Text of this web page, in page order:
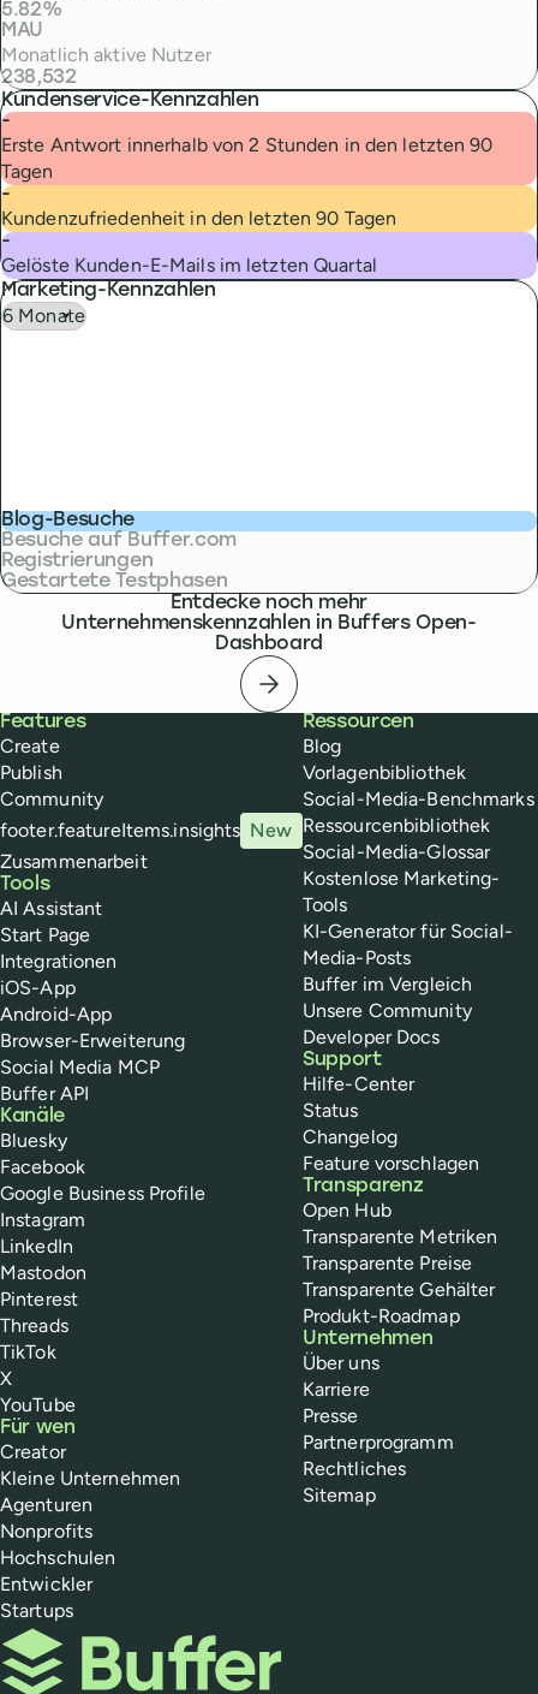
5.82%
MAU
Monatlich aktive Nutzer
238,532
Kundenservice-Kennzahlen
Erste Antwort innerhalb von 2 Stunden in den letzten 90
Tagen
-
Kundenzufriedenheit in den letzten 90 Tagen
-
Gelöste Kunden-E-Mails im letzten Quartal
-
Marketing-Kennzahlen
Blog-Besuche
Besuche auf Buffer.com
Registrierungen
Gestartete Testphasen
Entdecke noch mehr
Unternehmenskennzahlen in Buffers Open-
Dashboard
Open-Dashboard
Buffer
Features
Create
Publish
Community
footer.featureItems.insights New
Zusammenarbeit
Tools
AI Assistant
Start Page
Integrationen
iOS-App
Android-App
Browser-Erweiterung
Social Media MCP
Buffer API
Kanäle
Bluesky
Facebook
Google Business Profile
Instagram
LinkedIn
Mastodon
Pinterest
Threads
TikTok
X
YouTube
Für wen
Creator
Kleine Unternehmen
Agenturen
Nonprofits
Hochschulen
Entwickler
Startups
Ressourcen
Blog
Vorlagenbibliothek
Social-Media-Benchmarks
Ressourcenbibliothek
Social-Media-Glossar
Kostenlose Marketing-
Tools
KI-Generator für Social-
Media-Posts
Buffer im Vergleich
Unsere Community
Developer Docs
Support
Hilfe-Center
Status
Changelog
Feature vorschlagen
Transparenz
Open Hub
Transparente Metriken
Transparente Preise
Transparente Gehälter
Produkt-Roadmap
Unternehmen
Über uns
Karriere
Presse
Partnerprogramm
Rechtliches
Sitemap
Buffer